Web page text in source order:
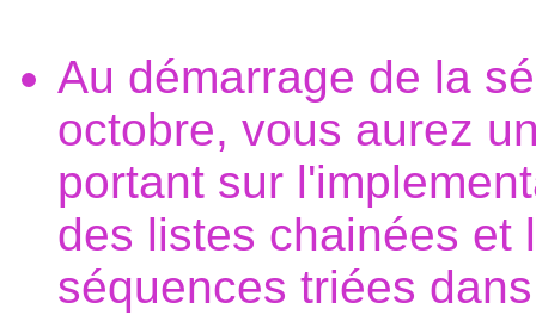
Au démarrage de la
octobre, vous aurez
portant sur
des listes chainées et
séquences triées